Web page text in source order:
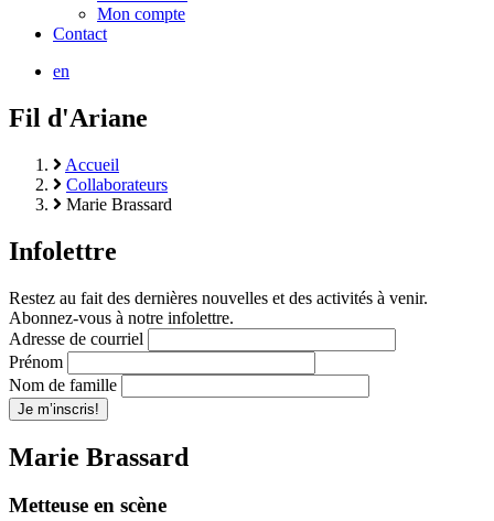
Mon compte
Contact
en
Fil d'Ariane
Accueil
Collaborateurs
Marie Brassard
Infolettre
Restez au fait des dernières nouvelles et des activités à venir.
Abonnez-vous à notre infolettre.
Adresse de courriel
Prénom
Nom de famille
Marie Brassard
Metteuse en scène